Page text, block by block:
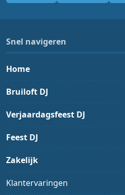
Snel navigeren
Home
Bruiloft DJ
Verjaardagsfeest DJ
Feest DJ
Zakelijk
Klantervaringen